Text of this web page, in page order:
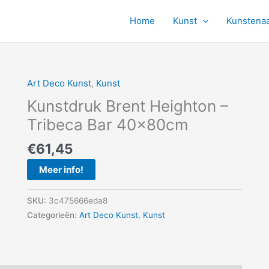
Home Kunst
Art Deco Kunst, Kunst
Kunstdruk Brent Heighton –
Tribeca Bar 40x80cm
€61,45
Meer info!
SKU: 3c475666eda8
Categorieën: Art Deco Kunst, Kunst